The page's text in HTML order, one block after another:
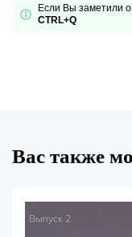
Если Вы заметили
CTRL+Q
Вас также